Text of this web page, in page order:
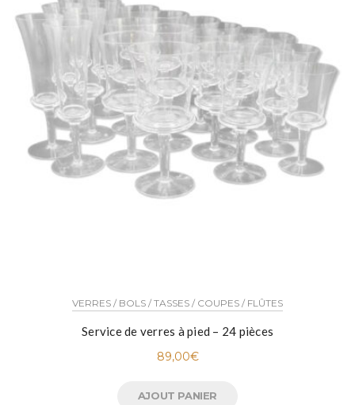
VERRES / BOLS / TASSES / COUPES / FLÛTES
Service de verres à pied – 24 pièces
89,00€
AJOUT PANIER